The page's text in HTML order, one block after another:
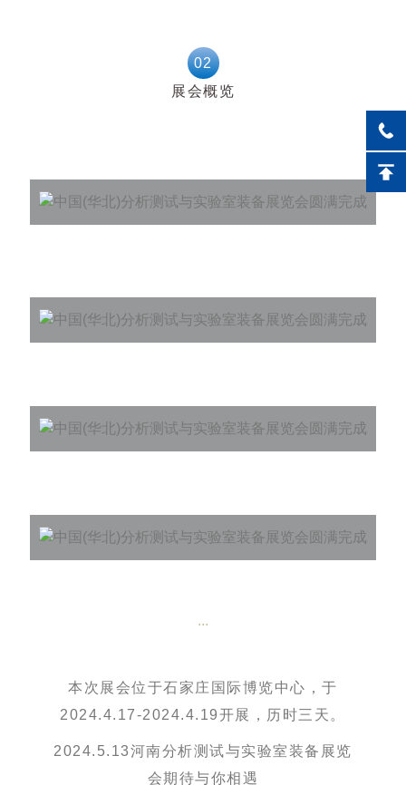
02
展会概览
...
本次展会位于石家庄国际博览中心，于
2024.4.17-2024.4.19开展，历时三天。
2024.5.13河南分析测试与实验室装备展览
会期待与你相遇